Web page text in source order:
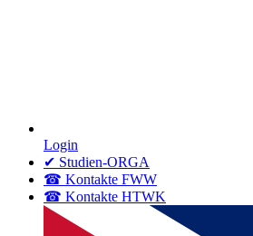
Login
✔ Studien-ORGA
☎ Kontakte FWW
☎ Kontakte HTWK